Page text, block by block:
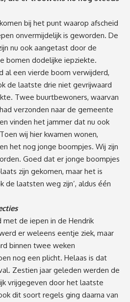
bij het punt waarop afscheid
onvermijdelijk is geworden. De
nu ook aangetast door de
bomen dodelijke iepziekte.
al een vierde boom verwijderd,
de laatste drie niet gevrijwaard
Twee buurtbewoners, waarvan
verzonden naar de gemeente
vinden het jammer dat nu ook
wij hier kwamen wonen,
het nog jonge boompjes. Wij zijn
Goed dat er jonge boompjes
zijn gekomen, maar het is
de laatsten weg zijn’, aldus één
de iepen in de Hendrik
er weleens eentje ziek, maar
binnen twee weken
nog een plicht. Helaas is dat
Zestien jaar geleden werden de
vrijgegeven door het laatste
dit soort regels ging daarna van